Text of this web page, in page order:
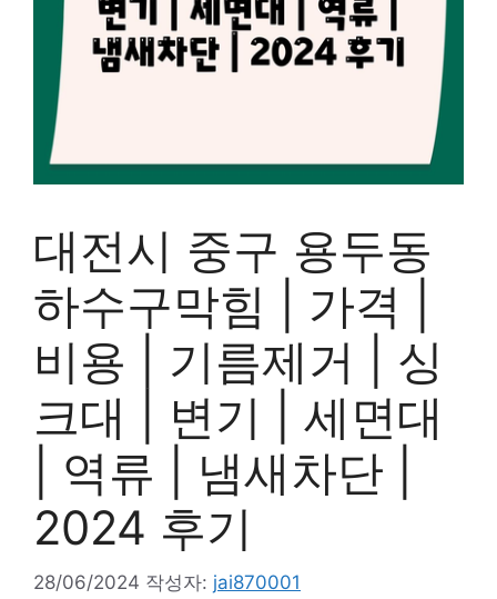
대전시 중구 용두동
하수구막힘 | 가격 |
비용 | 기름제거 | 싱
크대 | 변기 | 세면대
| 역류 | 냄새차단 |
2024 후기
28/06/2024 작성자: jai870001